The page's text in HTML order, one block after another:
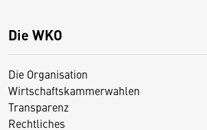
Die WKO
Die Organisation
Wirtschaftskammerwahlen
Transparenz
Rechtliches